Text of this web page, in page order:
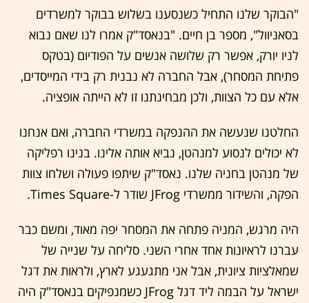
"הבוקר שלנו התחיל כשנסענו בשלוש בבוקר למשרדים
בסאניוול", מספר בן חיים. "בנאסד"ק אמרו לנו שאם נבוא
לניו יורק, אפשר רק שלושה אנשים על הפודיום (בטקס
פתיחת המסחר), אבל החברה לא נבנית רק בידי המייסדים,
אלא עם כל הצוות, ולכן מבחינתנו זו לא הייתה אופציה.
החלטנו שנעשה את ההנפקה במשרדי החברה, ואם אנחנו
לא יכולים לנסוע למנהטן, נביא אותה אלינו. בנינו רפליקה
של מנהטן בחניה שלנו. נאסד"ק שיתפו פעולה ושלחו צוות
הפקה, והשידור ממשרדי JFrog שודר ל-Times Square.
היה מרגש, המניה פתחה את המסחר יפה מאוד, ומשם כבר
עברנו לראיונות אחד אחרי השני. סליחה על שנייה של
שמאלציות ציונית, אבל אני מתגעגע לארץ, ולראות את דגל
ישראל על הבמה ליד דגל JFrog כשמנפיקים בנאסד"ק היה